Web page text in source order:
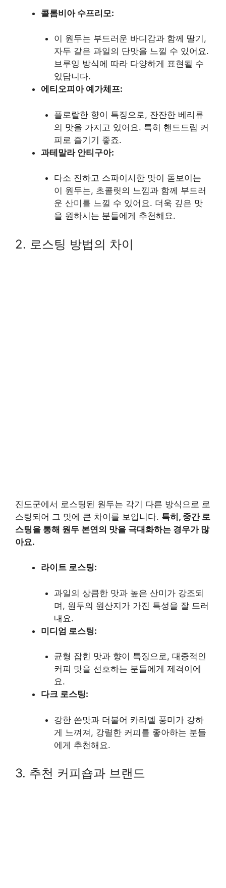
콜롬비아 수프리모:
이 원두는 부드러운 바디감과 함께 딸기,
자두 같은 과일의 단맛을 느낄 수 있어요.
브루잉 방식에 따라 다양하게 표현될 수
있답니다.
에티오피아 예가체프:
플로랄한 향이 특징으로, 잔잔한 베리류
의 맛을 가지고 있어요. 특히 핸드드립 커
피로 즐기기 좋죠.
과테말라 안티구아:
다소 진하고 스파이시한 맛이 돋보이는
이 원두는, 초콜릿의 느낌과 함께 부드러
운 산미를 느낄 수 있어요. 더욱 깊은 맛
을 원하시는 분들에게 추천해요.
2. 로스팅 방법의 차이
진도군에서 로스팅된 원두는 각기 다른 방식으로 로
스팅되어 그 맛에 큰 차이를 보입니다. 특히, 중간 로
스팅을 통해 원두 본연의 맛을 극대화하는 경우가 많
아요.
라이트 로스팅:
과일의 상큼한 맛과 높은 산미가 강조되
며, 원두의 원산지가 가진 특성을 잘 드러
내요.
미디엄 로스팅:
균형 잡힌 맛과 향이 특징으로, 대중적인
커피 맛을 선호하는 분들에게 제격이에
요.
다크 로스팅:
강한 쓴맛과 더불어 카라멜 풍미가 강하
게 느껴져, 강렬한 커피를 좋아하는 분들
에게 추천해요.
3. 추천 커피숍과 브랜드